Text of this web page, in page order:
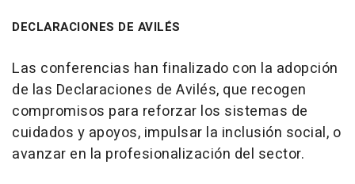
DECLARACIONES DE AVILÉS
Las conferencias han finalizado con la adopción
de las Declaraciones de Avilés, que recogen
compromisos para reforzar los sistemas de
cuidados y apoyos, impulsar la inclusión social, o
avanzar en la profesionalización del sector.